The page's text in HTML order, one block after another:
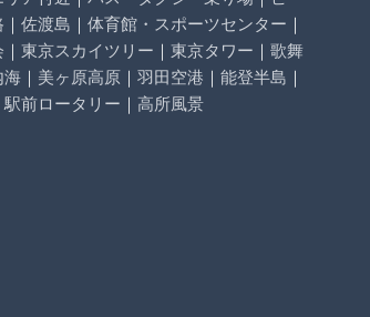
｜ 佐渡島 ｜ 体育館・スポーツセンター ｜
｜ 東京スカイツリー ｜ 東京タワー ｜ 歌舞
海 ｜ 美ヶ原高原 ｜ 羽田空港 ｜ 能登半島 ｜
前ロータリー ｜ 高所風景